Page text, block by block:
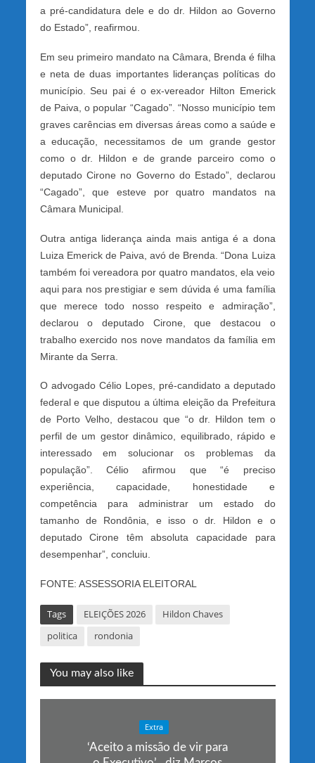
a pré-candidatura dele e do dr. Hildon ao Governo
do Estado”, reafirmou.
Em seu primeiro mandato na Câmara, Brenda é filha
e neta de duas importantes lideranças políticas do
município. Seu pai é o ex-vereador Hilton Emerick
de Paiva, o popular “Cagado”. “Nosso município tem
graves carências em diversas áreas como a saúde e
a educação, necessitamos de um grande gestor
como o dr. Hildon e de grande parceiro como o
deputado Cirone no Governo do Estado”, declarou
“Cagado”, que esteve por quatro mandatos na
Câmara Municipal.
Outra antiga liderança ainda mais antiga é a dona
Luiza Emerick de Paiva, avó de Brenda. “Dona Luiza
também foi vereadora por quatro mandatos, ela veio
aqui para nos prestigiar e sem dúvida é uma família
que merece todo nosso respeito e admiração”,
declarou o deputado Cirone, que destacou o
trabalho exercido nos nove mandatos da família em
Mirante da Serra.
O advogado Célio Lopes, pré-candidato a deputado
federal e que disputou a última eleição da Prefeitura
de Porto Velho, destacou que “o dr. Hildon tem o
perfil de um gestor dinâmico, equilibrado, rápido e
interessado em solucionar os problemas da
população”. Célio afirmou que “é preciso
experiência, capacidade, honestidade e
competência para administrar um estado do
tamanho de Rondônia, e isso o dr. Hildon e o
deputado Cirone têm absoluta capacidade para
desempenhar”, concluiu.
FONTE: ASSESSORIA ELEITORAL
Tags ELEIÇÕES 2026
Hildon Chaves
politica
rondonia
You may also like
Extra
‘Aceito a missão de vir para